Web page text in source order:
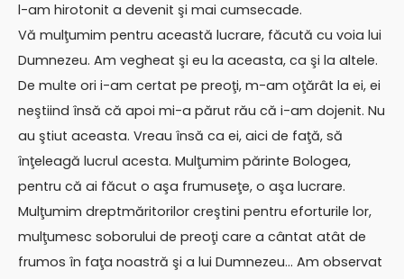
l-am hirotonit a devenit şi mai cumsecade.
Vă mulţumim pentru această lucrare, făcută cu voia lui
Dumnezeu. Am vegheat şi eu la aceasta, ca şi la altele.
De multe ori i-am certat pe preoţi, m-am oţărât la ei, ei
neştiind însă că apoi mi-a părut rău că i-am dojenit. Nu
au ştiut aceasta. Vreau însă ca ei, aici de faţă, să
înţeleagă lucrul acesta. Mulţumim părinte Bologea,
pentru că ai făcut o aşa frumuseţe, o aşa lucrare.
Mulţumim dreptmăritorilor creştini pentru eforturile lor,
mulţumesc soborului de preoţi care a cântat atât de
frumos în faţa noastră şi a lui Dumnezeu… Am observat